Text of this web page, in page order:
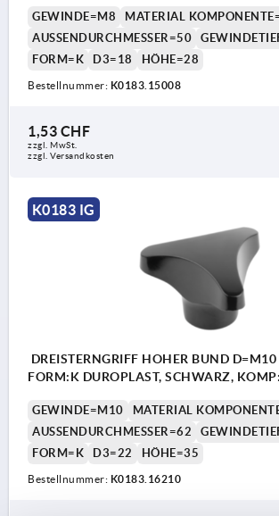
GEWINDE=M8
MATERIAL
AUSSENDURCHMESSER=50
FORM=K
D3=18 HÖHE=28
Bestellnummer: K0183.15008
1,53 CHF
zzgl. MwSt.
zzgl. Versandkosten
K0183 IG
DREISTERNGRIFF HOHER BUND
FORM:K DUROPLAST, SCHWARZ,
GEWINDE=M10
MATERIAL
AUSSENDURCHMESSER=62
FORM=K
D3=22 HÖHE=35
Bestellnummer: K0183.16210